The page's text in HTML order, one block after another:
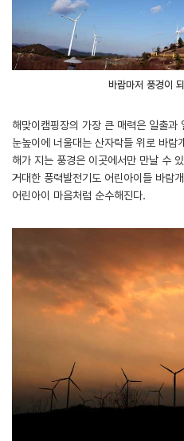
바람마저 풍경이
해맞이캠핑장의 가장 큰 매력은 일출
눈높이에 너울대는 산자락들 위로 바람
해가 지는 풍경은 이곳에서만 만날 수
거대한 풍력발전기도 어린아이들 바람
어린아이 마음처럼 순수해진다.